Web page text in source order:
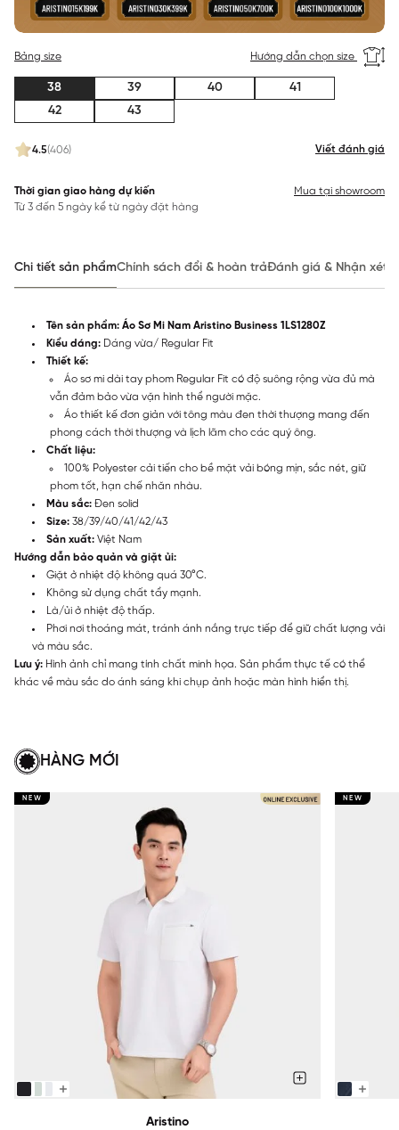
4.5(406) Viết đánh giá
Bảng size Hướng dẫn chọn size
38 39 40
41
42
43
Thời gian giao hàng dự kiến
Từ 3 đến 5 ngày kể từ ngày đặt hàng
Mua tại showroom
Chi tiết sản phẩmChính sách đổi & hoàn trảĐánh giá & Nhận xét
Tên sản phẩm: Áo Sơ Mi Nam Aristino Business 1LS1280Z
Kiểu dáng: Dáng vừa/ Regular Fit
Thiết kế:
Áo sơ mi dài tay phom Regular Fit có độ suông rộng vừa đủ mà
vẫn đảm bảo vừa vặn hình thể người mặc.
Áo thiết kế đơn giản với tông màu đen thời thượng mang đến
phong cách thời thượng và lịch lãm cho các quý ông.
Chất liệu:
100% Polyester cải tiến cho bề mặt vải bóng mịn, sắc nét, giữ
phom tốt, hạn chế nhăn nhàu.
Màu sắc: Đen solid
Size: 38/39/40/41/42/43
Sản xuất: Việt Nam
Hướng dẫn bảo quản và giặt ủi:
Giặt ở nhiệt độ không quá 30°C.
Không sử dụng chất tẩy mạnh.
Là/ủi ở nhiệt độ thấp.
Phơi nơi thoáng mát, tránh ánh nắng trực tiếp để giữ chất lượng vải
và màu sắc.
Lưu ý: Hình ảnh chỉ mang tính chất minh họa. Sản phẩm thực tế có thể
khác về màu sắc do ánh sáng khi chụp ảnh hoặc màn hình hiển thị.
HÀNG MỚI
NEW
Aristino
NEW